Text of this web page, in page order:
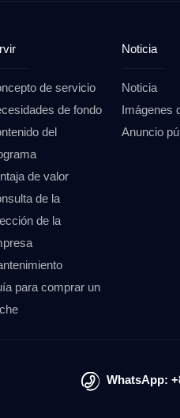
de servicio
de fondo
del
de valor
de la
de la
para comprar un
Noticia
Noticia
Imágenes
Anuncio
WhatsApp: